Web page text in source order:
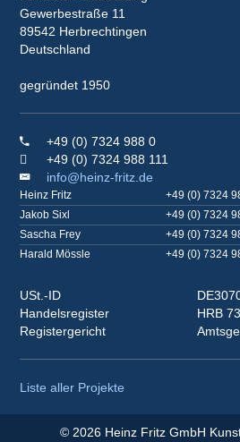
Gewerbestraße 11
89542 Herbrechtingen
Deutschland
gegründet 1950
+49 (0) 7324 988 0
+49 (0) 7324 988 111
info@heinz-fritz.de
Heinz Fritz
+49 (0) 7324
Jakob Sixl
+49 (0) 7324
Sascha Frey
+49 (0) 7324
Harald Mössle
+49 (0) 7324
USt.-ID
Handelsregister
HRB
Registergericht
Liste aller Projekte
© 2026 Heinz Fritz GmbH